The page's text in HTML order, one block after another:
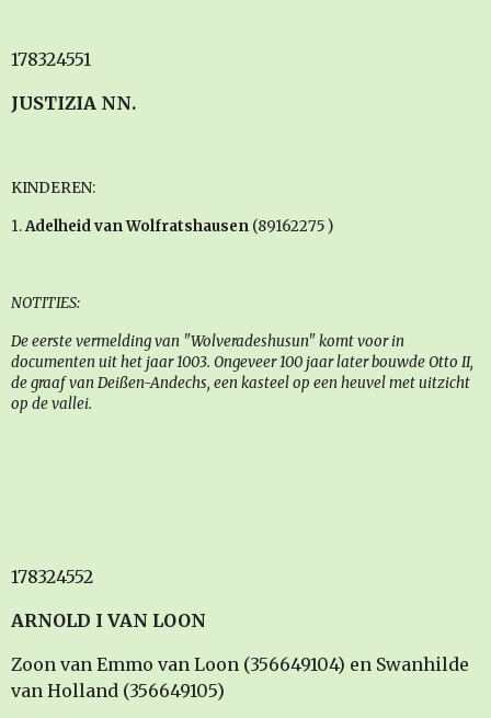
178324551
JUSTIZIA NN.
KINDEREN:
1.Adelheid van Wolfratshausen (89162275 )
NOTITIES:
De eerste vermelding van "Wolveradeshusun" komt voor in
documenten uit het jaar 1003. Ongeveer 100 jaar later bouwde Otto II,
de graaf van Deißen-Andechs, een kasteel op een heuvel met uitzicht
op de vallei.
178324552
ARNOLD I VAN LOON
Zoon van Emmo van Loon (356649104) en Swanhilde
van Holland (356649105)